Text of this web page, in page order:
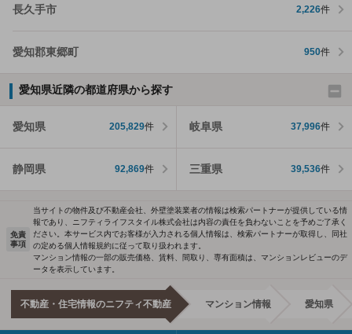
長久手市 2,226件
愛知郡東郷町 950件
愛知県近隣の都道府県から探す
愛知県 205,829件 岐阜県 37,996件
静岡県 92,869件 三重県 39,536件
免責
事項
当サイトの物件及び不動産会社、外壁塗装業者の情報は検索パートナーが提供している情
報であり、ニフティライフスタイル株式会社は内容の責任を負わないことを予めご了承く
ださい。本サービス内でお客様が入力される個人情報は、検索パートナーが取得し、同社
の定める個人情報規約に従って取り扱われます。
マンション情報の一部の販売価格、賃料、間取り、専有面積は、マンションレビューのデ
ータを表示しています。
不動産・住宅情報のニフティ不動産 マンション情報 愛知県